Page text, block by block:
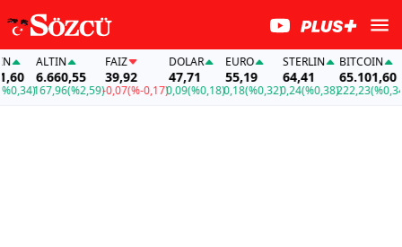
ALTIN
6.660,55
167,96(%2,59)
FAİZ
39,92
-0,07(%-0,17)
DOLAR
47,71
0,09(%0,18)
EURO
55,19
0,18(%0,32)
STERLIN
64,41
0,24(%0,38)
BITCOIN
65.101,60
222,23(%0,34)